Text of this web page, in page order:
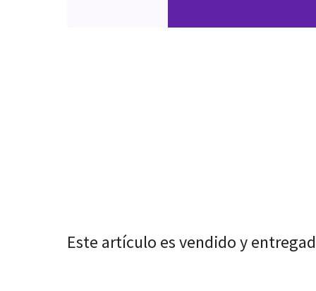
Este artículo es vendido y